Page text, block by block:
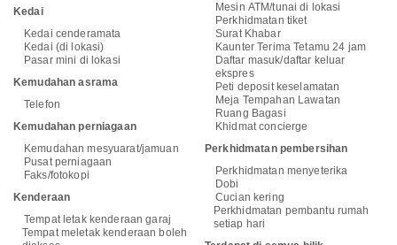
Kedai
Kedai cenderamata
Kedai (di lokasi)
Pasar mini di lokasi
Kemudahan asrama
Telefon
Kemudahan perniagaan
Kemudahan mesyuarat/jamuan
Pusat perniagaan
Faks/fotokopi
Kenderaan
Tempat letak kenderaan garaj
Tempat meletak kenderaan boleh
Mesin ATM/tunai di lokasi
Perkhidmatan tiket
Surat Khabar
Kaunter Terima Tetamu 24 jam
Daftar masuk/daftar keluar
ekspres
Peti deposit keselamatan
Meja Tempahan Lawatan
Ruang Bagasi
Khidmat concierge
Perkhidmatan pembersihan
Perkhidmatan menyeterika
Dobi
Cucian kering
Perkhidmatan pembantu rumah
setiap hari